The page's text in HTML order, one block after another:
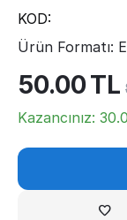
KOD:
Ürün Formatı:
50.00TL
Kazancınız: